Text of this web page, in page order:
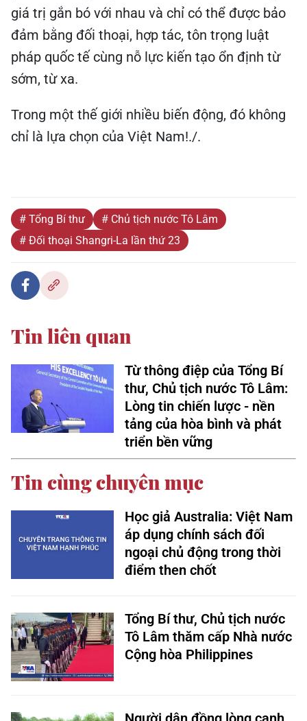
giá trị gắn bó với nhau và chỉ có thể được bảo
đảm bằng đối thoại, hợp tác, tôn trọng luật
pháp quốc tế cùng nỗ lực kiến tạo ổn định từ
sớm, từ xa.
Trong một thế giới nhiều biến động, đó không
chỉ là lựa chọn của Việt Nam!./.
# Tổng Bí thư
# Chủ tịch nước Tô Lâm
# Đối thoại Shangri-La lần thứ 23
Tin liên quan
Từ thông điệp của Tổng Bí
thư, Chủ tịch nước Tô Lâm:
Lòng tin chiến lược - nền
tảng của hòa bình và phát
triển bền vững
Tin cùng chuyên mục
Học giả Australia: Việt Nam
áp dụng chính sách đối
ngoại chủ động trong thời
điểm then chốt
Tổng Bí thư, Chủ tịch nước
Tô Lâm thăm cấp Nhà nước
Cộng hòa Philippines